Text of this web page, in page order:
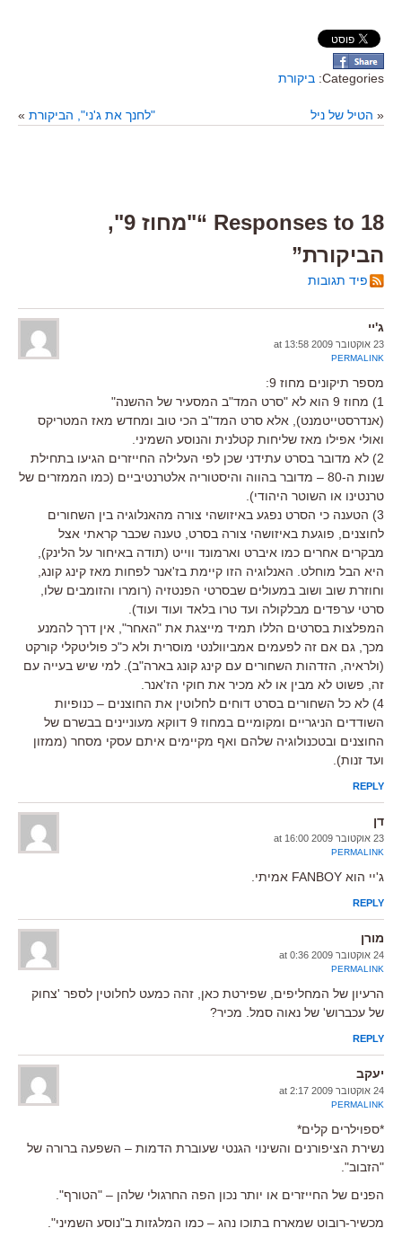
Categories: ביקורת
« הטיל של ניל "לחנך את ג'ני", הביקורת »
18 Responses to “"מחוז 9",
הביקורת”
פיד תגובות
ג'יי
23 אוקטובר 2009 at 13:58
PERMALINK
מספר תיקונים מחוז 9:
1) מחוז 9 הוא לא "סרט המד"ב המסעיר של ההשנה"
(אנדרסטייטמנט), אלא סרט המד"ב הכי טוב ומחדש מאז המטריקס
ואולי אפילו מאז שליחות קטלנית והנוסע השמיני.
2) לא מדובר בסרט עתידני שכן לפי העלילה החייזרים הגיעו בתחילת
שנות ה-80 – מדובר בהווה והיסטוריה אלטרנטיביים (כמו הממזרים של
טרנטינו או השוטר היהודי).
3) הטענה כי הסרט נפגע באיזושהי צורה מהאנלוגיה בין השחורים
לחוצנים, פוגעת באיזושהי צורה בסרט, טענה שכבר קראתי אצל
מבקרים אחרים כמו איברט וארמונד ווייט (תודה באיחור על הלינק),
היא הבל מוחלט. האנלוגיה הזו קיימת בז'אנר לפחות מאז קינג קונג,
וחוזרת שוב ושוב במעולים שבסרטי הפנטזיה (רומרו והזומבים שלו,
סרטי ערפדים מבלקולה ועד טרו בלאד ועוד ועוד).
המפלצות בסרטים הללו תמיד מייצגת את "האחר", אין דרך להמנע
מכך, גם אם זה לפעמים אמביוולנטי מוסרית ולא כ"כ פוליטקלי קורקט
(ולראיה, הזדהות השחורים עם קינג קונג בארה"ב). למי שיש בעייה עם
זה, פשוט לא מבין או לא מכיר את חוקי הז'אנר.
4) לא כל השחורים בסרט דוחים לחלוטין את החוצנים – כנופיות
השודדים הניגריים ומקומיים במחוז 9 דווקא מעוניינים בבשרם של
החוצנים ובטכנולוגיה שלהם ואף מקיימים איתם עסקי מסחר (ממזון
ועד זנות).
REPLY
דן
23 אוקטובר 2009 at 16:00
PERMALINK
ג'יי הוא FANBOY אמיתי.
REPLY
מורן
24 אוקטובר 2009 at 0:36
PERMALINK
הרעיון של המחליפים, שפירטת כאן, זהה כמעט לחלוטין לספר 'צחוק
של עכברוש' של נאוה סמל. מכיר?
REPLY
יעקב
24 אוקטובר 2009 at 2:17
PERMALINK
*ספוילרים קלים*
נשירת הציפורנים והשינוי הגנטי שעוברת הדמות – השפעה ברורה של
"הזבוב".
הפנים של החייזרים או יותר נכון הפה החרגולי שלהן – "הטורף".
מכשיר-רובוט שמארח בתוכו נהג – כמו המלגזות ב"נוסע השמיני".